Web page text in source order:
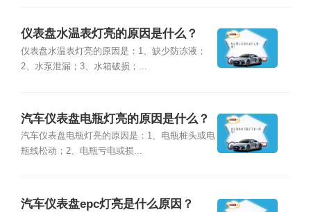
仪表盘水温表灯亮的原因是什么？
仪表盘水温表灯亮的原因是：1、缺少防冻液；
2、水泵泄漏；3、水箱破损；...
汽车仪表盘电瓶灯亮的原因是什么？
汽车仪表盘电瓶灯亮的原因是：1、电瓶桩头或电
瓶线松动；2、电瓶亏电或损...
汽车仪表盘epc灯亮是什么原因？